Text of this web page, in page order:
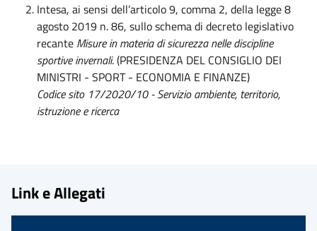
Intesa, ai sensi dell’articolo 9, comma 2, della legge 8
agosto 2019 n. 86, sullo schema di decreto legislativo
recante Misure in materia di sicurezza nelle discipline
sportive invernali. (PRESIDENZA DEL CONSIGLIO DEI
MINISTRI - SPORT - ECONOMIA E FINANZE)
Codice sito 17/2020/10 - Servizio ambiente, territorio,
istruzione e ricerca
Link e Allegati